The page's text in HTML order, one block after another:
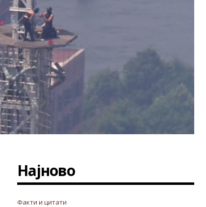
Најново
Факти и цитати